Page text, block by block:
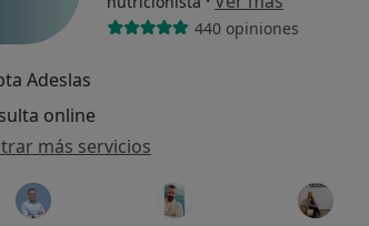
440 opiniones
Adeslas
online
más servicios